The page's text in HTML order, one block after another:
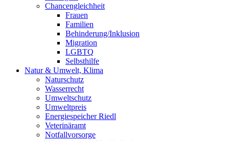
Chancengleichheit
Frauen
Familien
Behinderung/Inklusion
Migration
LGBTQ
Selbsthilfe
Natur & Umwelt, Klima
Naturschutz
Wasserrecht
Umweltschutz
Umweltpreis
Energiespeicher Riedl
Veterinäramt
Notfallvorsorge